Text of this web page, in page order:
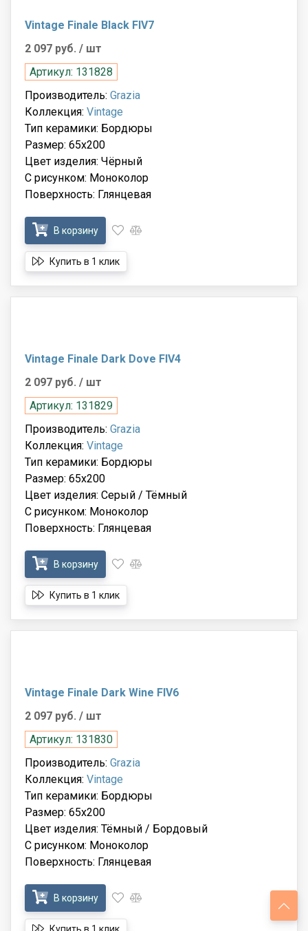
Vintage Finale Black FIV7
2 097 руб. / шт
Артикул: 131828
Производитель: Grazia
Коллекция: Vintage
Тип керамики: Бордюры
Размер: 65x200
Цвет изделия: Чёрный
С рисунком: Моноколор
Поверхность: Глянцевая
В корзину
Купить в 1 клик
Vintage Finale Dark Dove FIV4
2 097 руб. / шт
Артикул: 131829
Производитель: Grazia
Коллекция: Vintage
Тип керамики: Бордюры
Размер: 65x200
Цвет изделия: Серый / Тёмный
С рисунком: Моноколор
Поверхность: Глянцевая
В корзину
Купить в 1 клик
Vintage Finale Dark Wine FIV6
2 097 руб. / шт
Артикул: 131830
Производитель: Grazia
Коллекция: Vintage
Тип керамики: Бордюры
Размер: 65x200
Цвет изделия: Тёмный / Бордовый
С рисунком: Моноколор
Поверхность: Глянцевая
В корзину
Купить в 1 клик